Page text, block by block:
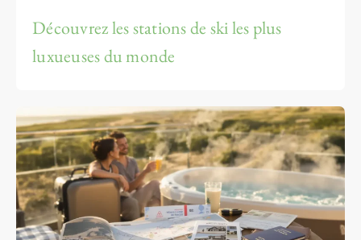
Découvrez les stations de ski les plus
luxueuses du monde